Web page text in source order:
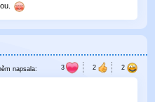
napsala: